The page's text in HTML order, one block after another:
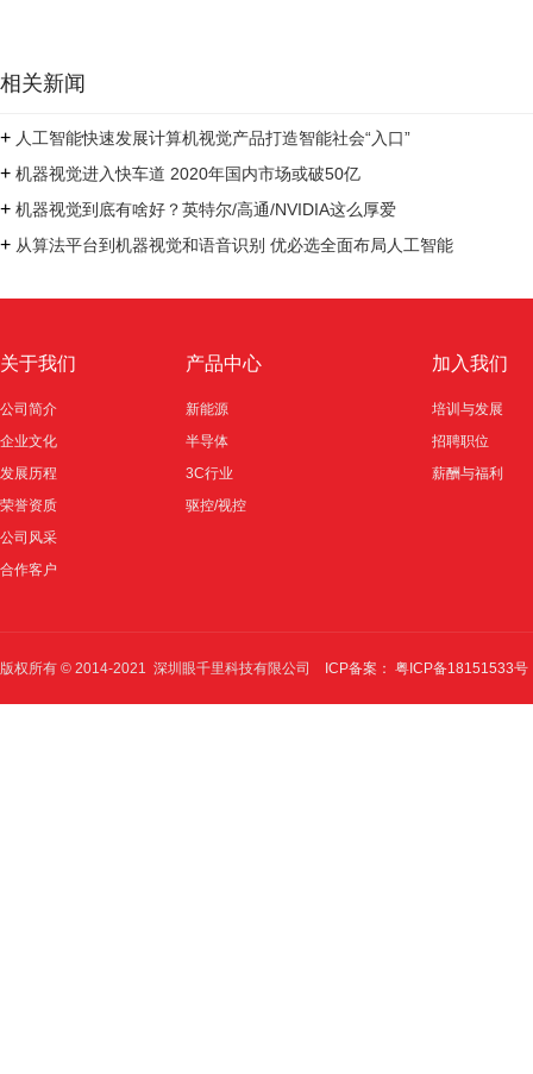
相关新闻
+ 人工智能快速发展计算机视觉产品打造智能社会“入口”
+ 机器视觉进入快车道 2020年国内市场或破50亿
+ 机器视觉到底有啥好？英特尔/高通/NVIDIA这么厚爱
+ 从算法平台到机器视觉和语音识别 优必选全面布局人工智能
关于我们
公司简介
企业文化
发展历程
荣誉资质
公司风采
合作客户
产品中心
新能源
半导体
3C行业
驱控/视控
加入我们
培训与发展
招聘职位
薪酬与福利
版权所有 © 2014-2021 深圳眼千里科技有限公司 ICP备案： 粤ICP备18151533号